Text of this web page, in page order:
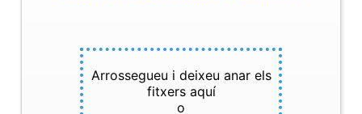
Arrossegueu i deixeu anar els
fitxers aquí
o